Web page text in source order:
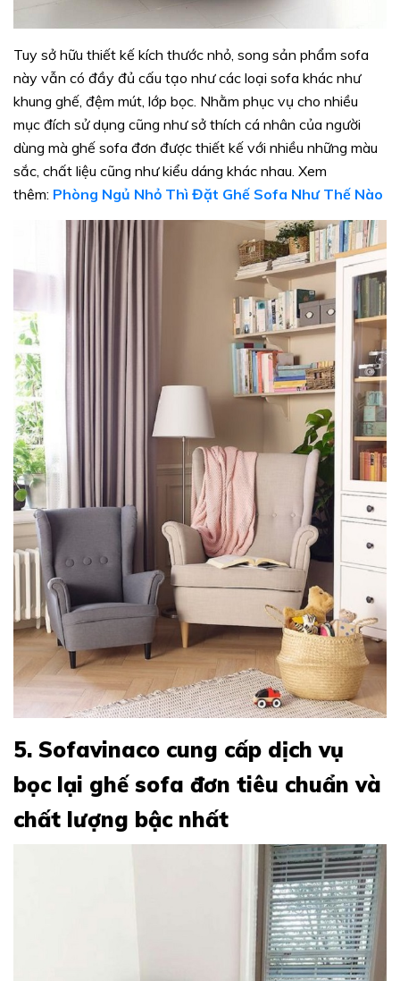
Tuy sở hữu thiết kế kích thước nhỏ, song sản phẩm sofa
này vẫn có đầy đủ cấu tạo như các loại sofa khác như
khung ghế, đệm mút, lớp bọc. Nhằm phục vụ cho nhiều
mục đích sử dụng cũng như sở thích cá nhân của người
dùng mà ghế sofa đơn được thiết kế với nhiều những màu
sắc, chất liệu cũng như kiểu dáng khác nhau. Xem
thêm: Phòng Ngủ Nhỏ Thì Đặt Ghế Sofa Như Thế Nào
5. Sofavinaco cung cấp dịch vụ
bọc lại ghế sofa đơn tiêu chuẩn và
chất lượng bậc nhất